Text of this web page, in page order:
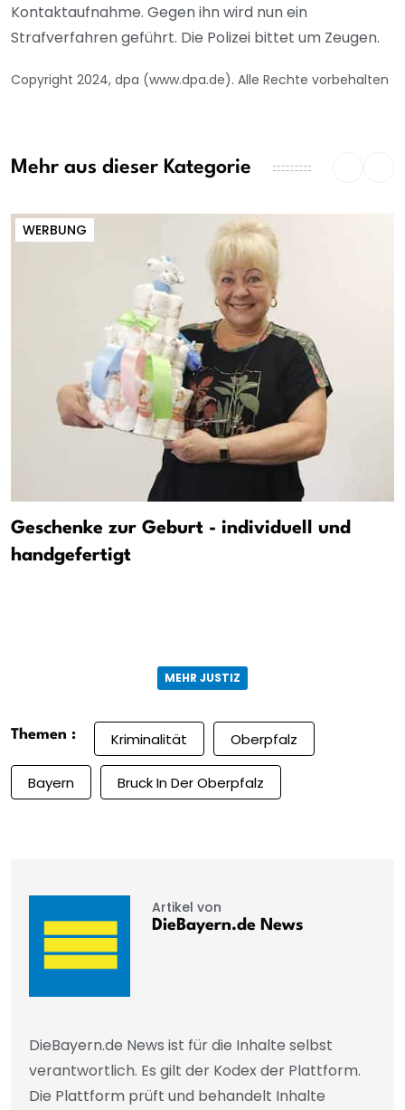
Kontaktaufnahme. Gegen ihn wird nun ein
Strafverfahren geführt. Die Polizei bittet um Zeugen.
Copyright 2024, dpa (www.dpa.de). Alle Rechte vorbehalten
Mehr aus dieser Kategorie
WERBUNG
Geschenke zur Geburt - individuell und
handgefertigt
MEHR JUSTIZ
Themen : Kriminalität Oberpfalz
Bayern Bruck In Der Oberpfalz
Artikel von
DieBayern.de News
DieBayern.de News ist für die Inhalte selbst
verantwortlich. Es gilt der Kodex der Plattform.
Die Plattform prüft und behandelt Inhalte